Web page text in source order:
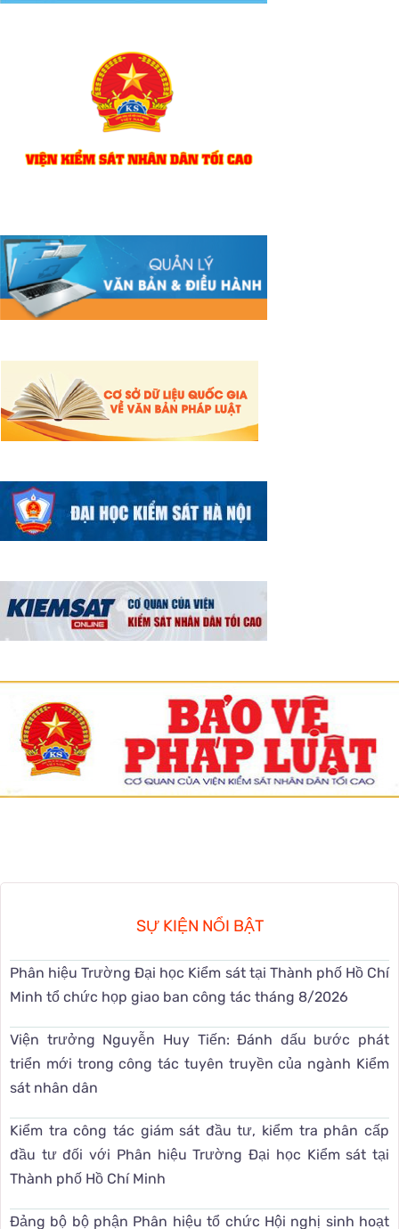
SỰ KIỆN NỔI BẬT
Phân hiệu Trường Đại học Kiểm sát tại Thành phố Hồ Chí
Minh tổ chức họp giao ban công tác tháng 8/2026
Viện trưởng Nguyễn Huy Tiến: Đánh dấu bước phát
triển mới trong công tác tuyên truyền của ngành Kiểm
sát nhân dân
Kiểm tra công tác giám sát đầu tư, kiểm tra phân cấp
đầu tư đối với Phân hiệu Trường Đại học Kiểm sát tại
Thành phố Hồ Chí Minh
Đảng bộ bộ phận Phân hiệu tổ chức Hội nghị sinh hoạt